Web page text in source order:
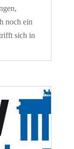
noch ein
sich in